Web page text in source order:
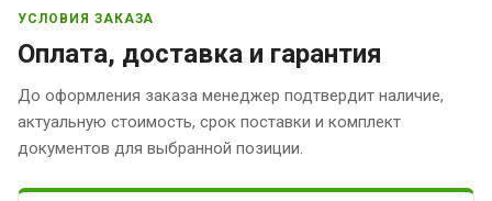
УСЛОВИЯ ЗАКАЗА
Оплата, доставка и гарантия
До оформления заказа менеджер подтвердит наличие,
актуальную стоимость, срок поставки и комплект
документов для выбранной позиции.